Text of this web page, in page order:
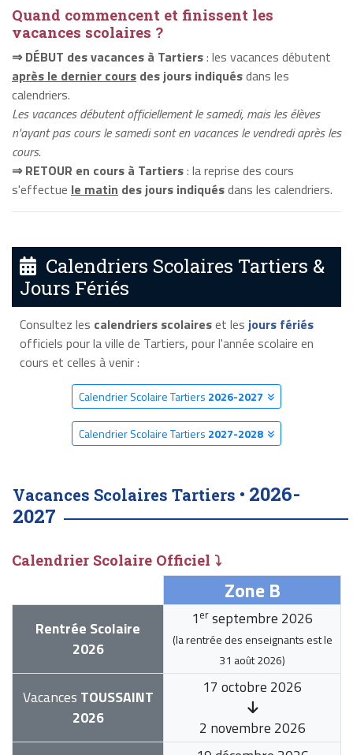
Quand commencent et finissent les
vacances scolaires ?
⇒ DÉBUT des vacances à Tartiers: les vacances débutent
après le dernier cours des jours indiquésdans les
calendriers.
Les vacances débutent officiellement le samedi, mais les élèves
n'ayant pas cours le samedi sont en vacances le vendredi après les
cours.
⇒ RETOUR en cours à Tartiers: la reprise des cours
s'effectue le matin des jours indiquésdans les calendriers.
Calendriers Scolaires Tartiers &
Jours Fériés
Consultez les calendriers scolaireset les jours fériés
officiels pour la ville de Tartiers, pour l'année scolaire en
cours et celles à venir :
Calendrier Scolaire Tartiers 2026-2027
Calendrier Scolaire Tartiers 2027-2028
Vacances Scolaires Tartiers • 2026-
2027
Calendrier Scolaire Officiel ⤵
Zone B
Rentrée Scolaire
2026
1 er septembre 2026
(la rentrée des enseignants est le
31 août 2026)
Vacances TOUSSAINT
2026
17 octobre 2026
2 novembre 2026